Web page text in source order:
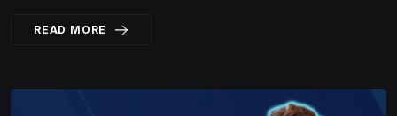
READ MORE